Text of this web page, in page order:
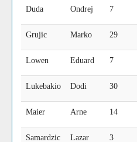
Duda Ondrej 7
Grujic Marko 29
Lowen Eduard 7
Lukebakio Dodi 30
Maier Arne 14
Samardzic Lazar 3